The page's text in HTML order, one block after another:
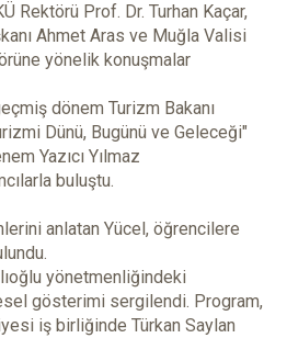
Rektörü Prof. Dr. Turhan Kaçar,
Ahmet Aras ve Muğla Valisi
yönelik konuşmalar
dönem Turizm Bakanı
Dünü, Bugünü ve Geleceği"
Yazıcı Yılmaz
buluştu.
anlatan Yücel, öğrencilere
yönetmenliğindeki
gösterimi sergilendi. Program,
iş birliğinde Türkan Saylan